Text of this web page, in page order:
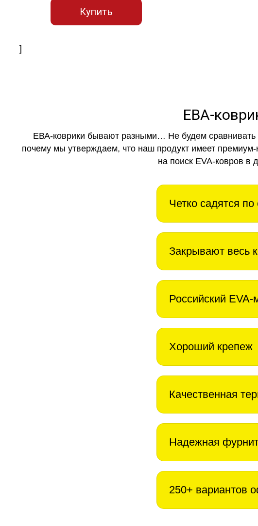
Купить
]
ЕВА-
ЕВА-коврики бывают разными… Не будем
почему мы утверждаем, что наш продукт имеет премиум-
на поиск EVA-ковров в
Четко садятся по
Закрывают весь
Российский EVA-
Хороший крепеж
Качественная
Надежная
250+ вариантов